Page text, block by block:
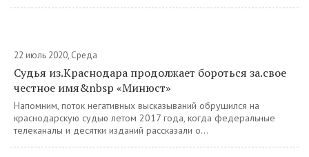
22 июль 2020, Среда
Судья из.Краснодара продолжает бороться за.свое
честное имя&nbsp «Минюст»
Напомним, поток негативных высказываний обрушился на
краснодарскую судью летом 2017 года, когда федеральные
телеканалы и десятки изданий рассказали о...